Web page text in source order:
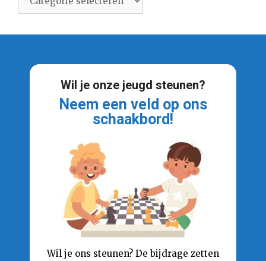
Wil je onze jeugd steunen?
Neem een veld op ons
schaakbord!
Wil je ons steunen? De bijdrage zetten